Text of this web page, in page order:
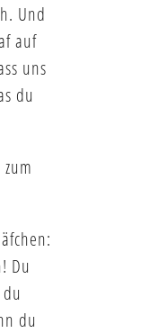
Und
auf
uns
du
Du
du